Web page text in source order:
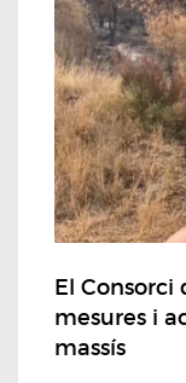
El Consorci
mesures i
massís